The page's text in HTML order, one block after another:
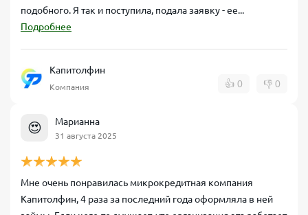
подобного. Я так и поступила, подала заявку - ее...
Подробнее
Капитолфин
Компания 👍 0 👎 0
😍 Марианна
31 августа 2025
Мне очень понравилась микрокредитная компания
Капитолфин, 4 раза за последний года оформляла в ней